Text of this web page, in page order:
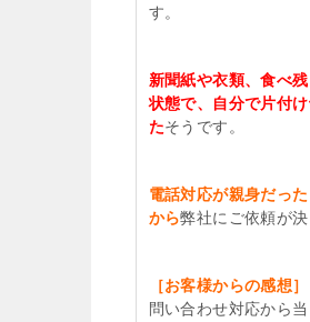
す。
新聞紙や衣類、食べ
状態で、自分で片付
たそうです。
電話対応が親身だっ
から弊社にご依頼が決
［お客様からの感想］
問い合わせ対応から